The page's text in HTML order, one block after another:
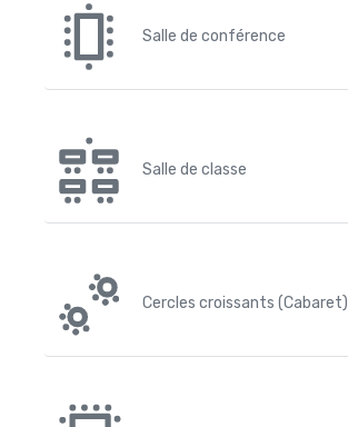
Salle de conférence
Salle de classe
Cercles croissants (Cabaret)